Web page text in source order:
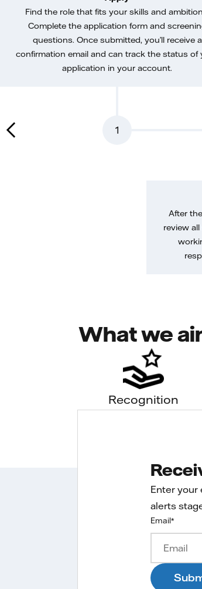
1
Find the role that fits your skills and
Complete the application form and
questions. Once submitted, you’ll receive a
confirmation email and can track the status of
application in your account.
After
review
What we
Recognition
Enter your
alerts
Email*